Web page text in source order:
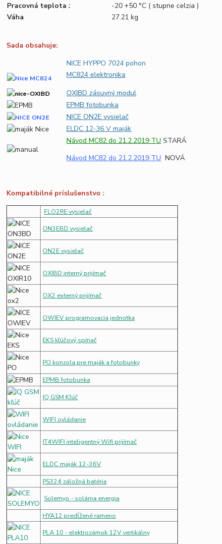
Pracovná teplota :
-20 +50 °C ( stupne celzia )
Váha
27.21 kg
Sada obsahuje:
NICE HYPPO 7024 pohon
MC824 elektronika
OXIBD zásuvný modul
EPMB fotobunka
NICE ON2E vysielač
ELDC 12-36 V maják
Návod MC82 do 21.2.2019 TU STARÁ
Návod MC82 do 21.2.2019 TU NOVÁ
Kompatibilné príslušenstvo :
FLO2RE vysielač
ON3EBD vysielač
ON2E vysielač
OXIBD interný prijímač
OX2 externý prijímač
OWIEV programovacia jednotka
EKS kľúčový spínač
PO konzola pre maják a fotobunky
EPMB fotobunka
IQ GSM Kľúč
WIFI ovládanie
IT4WIFI inteligentný Wifi prijímač
ELDC maják 12-36V
PS324 záložná batéria
Solemyo - solárna energia
HYA12 predĺžené rameno
PLA 10 - elektrozámok 12V vertikálny